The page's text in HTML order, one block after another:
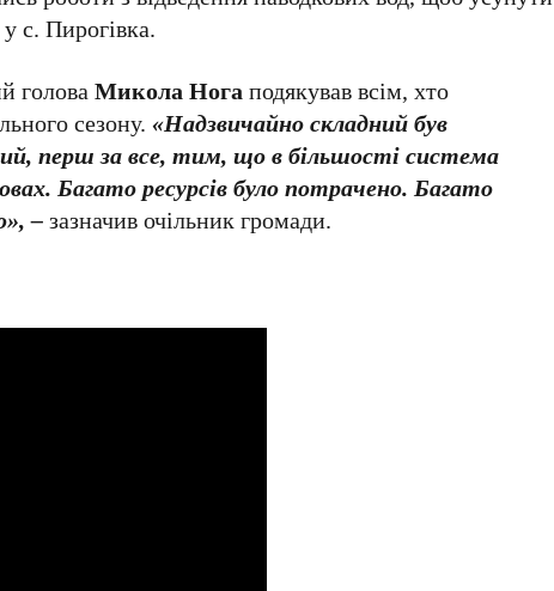
с. Пирогівка.
головаМикола Ногаподякував всім, хто
сезону.«Надзвичайно складний був
перш за все, тим, що в більшості система
Багато ресурсів було потрачено. Багато
–зазначив очільник громади.